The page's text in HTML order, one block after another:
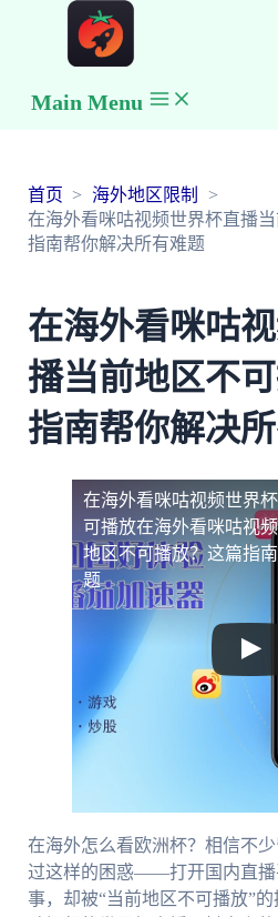
Main Menu
首页
海外地区限制
在海外看咪咕视频世界杯直播
指南帮你解决所有难题
在海外看咪咕
播当前地区不
指南帮你解决
在海外看咪咕视频世界
可播放在海外看咪咕视
地区不可播放？这篇指
题
在海外怎么看欧洲杯？相信不
过这样的困惑——打开国内直播
事，却被“当前地区不可播放”